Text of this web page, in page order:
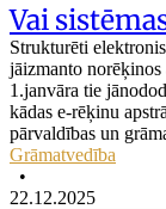
Vai
Strukturēti
jāizmanto norēķinos
1.janvāra tie
kādas e-rēķinu
pārvaldības un
Grāmatvedība
•
22.12.2025